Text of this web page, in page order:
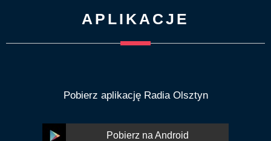
APLIKACJE
Pobierz aplikację Radia Olsztyn
Pobierz na Android